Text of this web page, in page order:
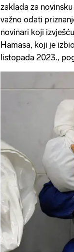
zaklada za
važno odati
novinari koji
Hamasa, koji je
listopada 2023.,